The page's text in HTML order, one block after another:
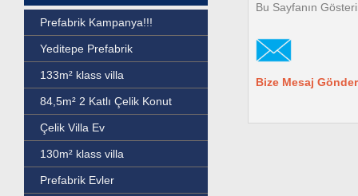
Prefabrik Kampanya!!!
Yeditepe Prefabrik
133m² klass villa
84,5m² 2 Katlı Çelik Konut
Çelik Villa Ev
130m² klass villa
Prefabrik Evler
Bu Sayfanın
Bize Mesaj